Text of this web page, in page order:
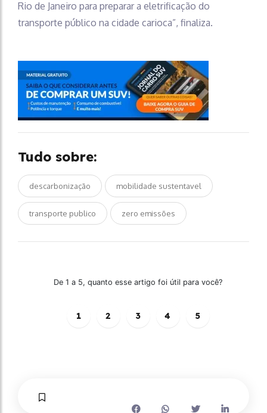
Rio de Janeiro para preparar a eletrificação do
transporte público na cidade carioca”, finaliza.
Tudo sobre:
descarbonização mobilidade sustentavel
transporte publico zero emissões
De 1 a 5, quanto esse artigo foi útil para você?
1 2 3 4 5